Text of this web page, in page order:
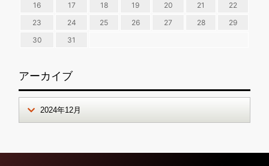
16
17 18 19 20 21
22
23
24 25 26 27 28
29
30
31
アーカイブ